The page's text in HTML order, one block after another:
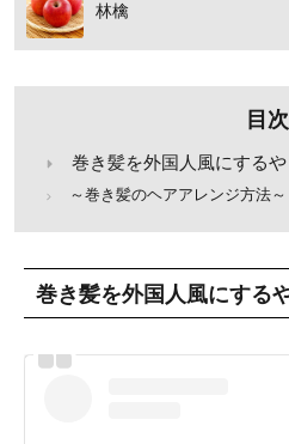
林檎
目次
巻き髪を外国人風にする
～巻き髪のヘアアレンジ方法～
巻き髪を外国人風にする